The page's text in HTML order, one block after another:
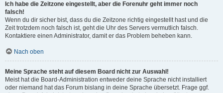
Ich habe die Zeitzone eingestellt, aber die Forenuhr geht immer noch
falsch!
Wenn du dir sicher bist, dass du die Zeitzone richtig eingestellt hast und die
Zeit trotzdem noch falsch ist, geht die Uhr des Servers vermutlich falsch.
Kontaktiere einen Administrator, damit er das Problem beheben kann.
Nach oben
Meine Sprache steht auf diesem Board nicht zur Auswahl!
Meist hat die Board-Administration entweder deine Sprache nicht installiert
oder niemand hat das Forum bislang in deine Sprache übersetzt. Frage ggf.